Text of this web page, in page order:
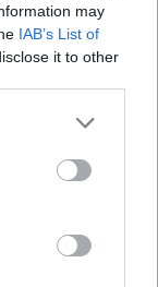
may
IAB’s List of
it to other
S. Sebastião,